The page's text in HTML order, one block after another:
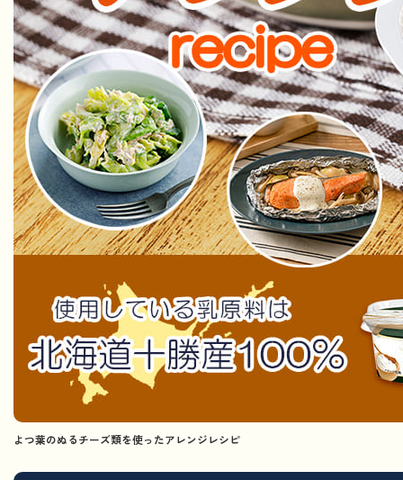
よつ葉のぬるチーズ類を使ったアレンジレシピ